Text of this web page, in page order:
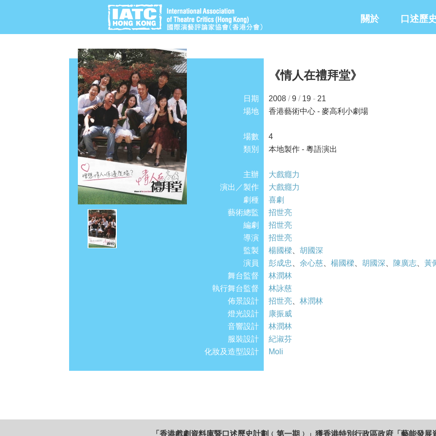
關於 口述歷史
《情人在禮拜堂》
日期 2008 /9 /19 - 21
場地
香港藝術中心 - 麥高利小劇場
場數
4
類別
本地製作 - 粵語演出
主辦
大戲癮力
演出／製作
大戲癮力
劇種
喜劇
藝術總監
招世亮
編劇
招世亮
導演
招世亮
監製
楊國樑
胡國深
演員
彭成忠 余心慈 楊國樑 胡國深 陳廣志
黃
舞台監督
林潤林
執行舞台監督
林詠慈
佈景設計
招世亮
林潤林
燈光設計
康振威
音響設計
林潤林
服裝設計
紀淑芬
化妝及造型設計
Moli
「香港戲劇資料庫暨口述歷史計劃﹙第一期﹚」獲香港特別行政區政府「藝能發展